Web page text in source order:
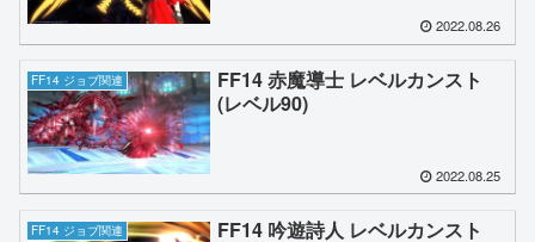
2022.08.26
FF14 ジョブ関連
FF14 赤魔導士 レベルカンスト
(レベル90)
2022.08.25
FF14 ジョブ関連
FF14 吟遊詩人 レベルカンスト